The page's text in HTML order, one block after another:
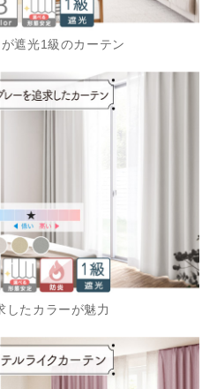
遮光1級のカーテン
したカラーが魅力